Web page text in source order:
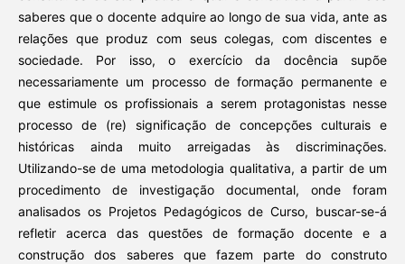
saberes que o docente adquire ao longo de sua vida, ante as
relações que produz com seus colegas, com discentes e
sociedade. Por isso, o exercício da docência supõe
necessariamente um processo de formação permanente e
que estimule os profissionais a serem protagonistas nesse
processo de (re) significação de concepções culturais e
históricas ainda muito arreigadas às discriminações.
Utilizando-se de uma metodologia qualitativa, a partir de um
procedimento de investigação documental, onde foram
analisados os Projetos Pedagógicos de Curso, buscar-se-á
refletir acerca das questões de formação docente e a
construção dos saberes que fazem parte do construto